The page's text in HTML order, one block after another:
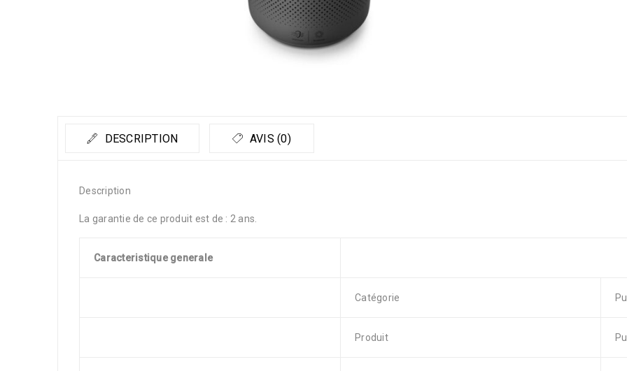
DESCRIPTION AVIS (0)
Description
La garantie de ce produit est de : 2 ans.
Caracteristique generale
Catégorie
Produit